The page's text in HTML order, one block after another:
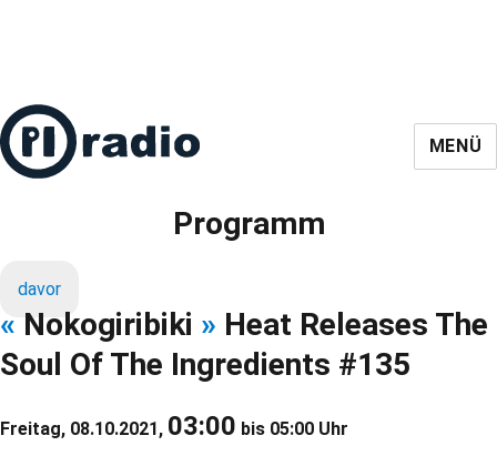
MENÜ
Programm
davor
« Nokogiribiki » Heat Releases The
Soul Of The Ingredients #135
Freitag, 08.10.2021, 03:00 bis 05:00 Uhr